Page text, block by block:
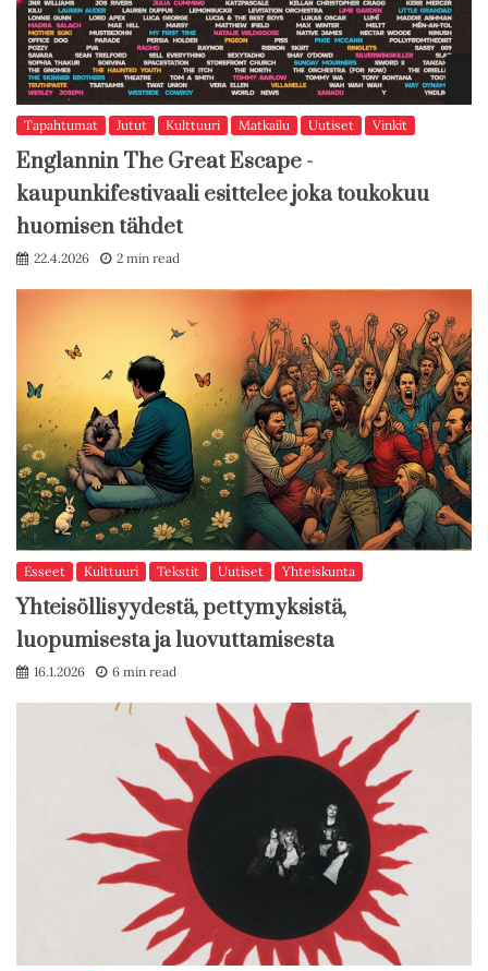
Tapahtumat Jutut Kulttuuri Matkailu Uutiset Vinkit
Englannin The Great Escape -
kaupunkifestivaali esittelee joka toukokuu
huomisen tähdet
22.4.2026 2 min read
Esseet Kulttuuri Tekstit Uutiset Yhteiskunta
Yhteisöllisyydestä, pettymyksistä,
luopumisesta ja luovuttamisesta
16.1.2026 6 min read